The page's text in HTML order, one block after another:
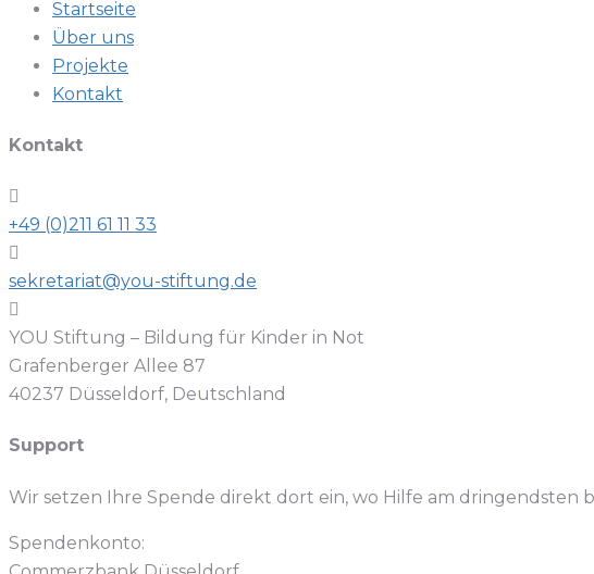
Startseite
Über uns
Projekte
Kontakt
Kontakt
+49 (0)211 61 11 33
sekretariat@you-stiftung.de
YOU Stiftung – Bildung für Kinder in Not
Grafenberger Allee 87
40237 Düsseldorf, Deutschland
Support
Wir setzen Ihre Spende direkt dort ein, wo Hilfe am dringendsten
Spendenkonto: